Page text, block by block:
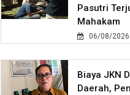
Pasutri
Mahakam
06/08/2026
Biaya JKN
Daerah,